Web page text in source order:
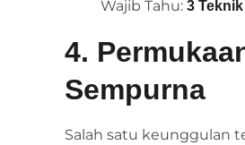
Wajib Tahu: 3
4.
Sempurna
Salah satu keunggulan